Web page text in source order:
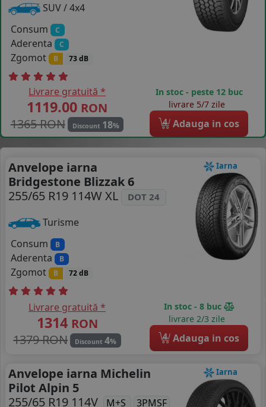
SUV / 4x4
Consum
C
Aderenta C
Zgomot B 73 dB
Livrare gratuită *
1119.00 RON
1365 RON
Discount 18%
In stoc - peste 12 buc
livrare 5/7 zile
4 Adauga in cos
Iarna
Anvelope iarna
Bridgestone Blizzak 6
255/65 R19 114W XL
DOT 24
Turisme
Consum
B
Aderenta B
Zgomot B 72 dB
Livrare gratuită *
1314 RON
1379 RON
Discount 4%
In stoc - 8 buc
livrare 2/3 zile
4 Adauga in cos
Iarna
Anvelope iarna Michelin
Pilot Alpin 5
255/65 R19 114V
M+S
3PMSF